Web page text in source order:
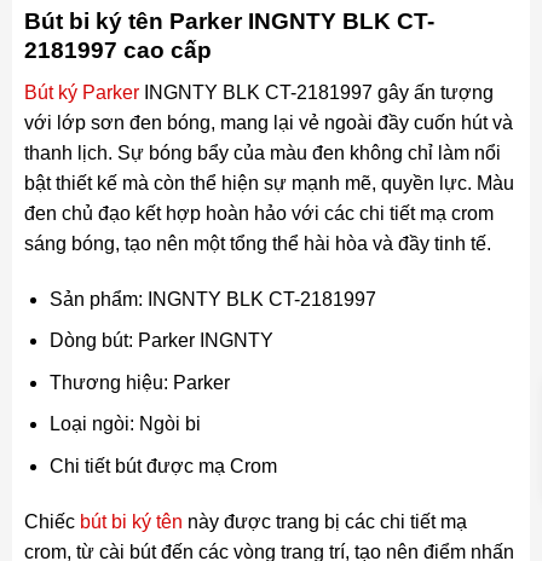
Bút bi ký tên Parker INGNTY BLK CT-
2181997 cao cấp
Bút ký ParkerINGNTY BLK CT-2181997 gây ấn tượng
với lớp sơn đen bóng, mang lại vẻ ngoài đầy cuốn hút và
thanh lịch. Sự bóng bẩy của màu đen không chỉ làm nổi
bật thiết kế mà còn thể hiện sự mạnh mẽ, quyền lực. Màu
đen chủ đạo kết hợp hoàn hảo với các chi tiết mạ crom
sáng bóng, tạo nên một tổng thể hài hòa và đầy tinh tế.
Sản phẩm: INGNTY BLK CT-2181997
Dòng bút: Parker INGNTY
Thương hiệu: Parker
Loại ngòi: Ngòi bi
Chi tiết bút được mạ Crom
Chiếc bút bi ký tên này được trang bị các chi tiết mạ
crom, từ cài bút đến các vòng trang trí, tạo nên điểm nhấn